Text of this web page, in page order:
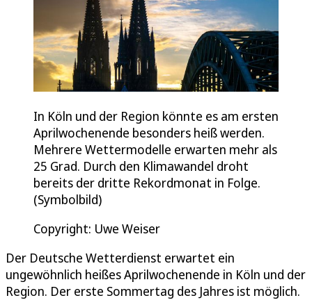
In Köln und der Region könnte es am ersten
Aprilwochenende besonders heiß werden.
Mehrere Wettermodelle erwarten mehr als
25 Grad. Durch den Klimawandel droht
bereits der dritte Rekordmonat in Folge.
(Symbolbild)
Copyright: Uwe Weiser
Der Deutsche Wetterdienst erwartet ein
ungewöhnlich heißes Aprilwochenende in Köln und der
Region. Der erste Sommertag des Jahres ist möglich.